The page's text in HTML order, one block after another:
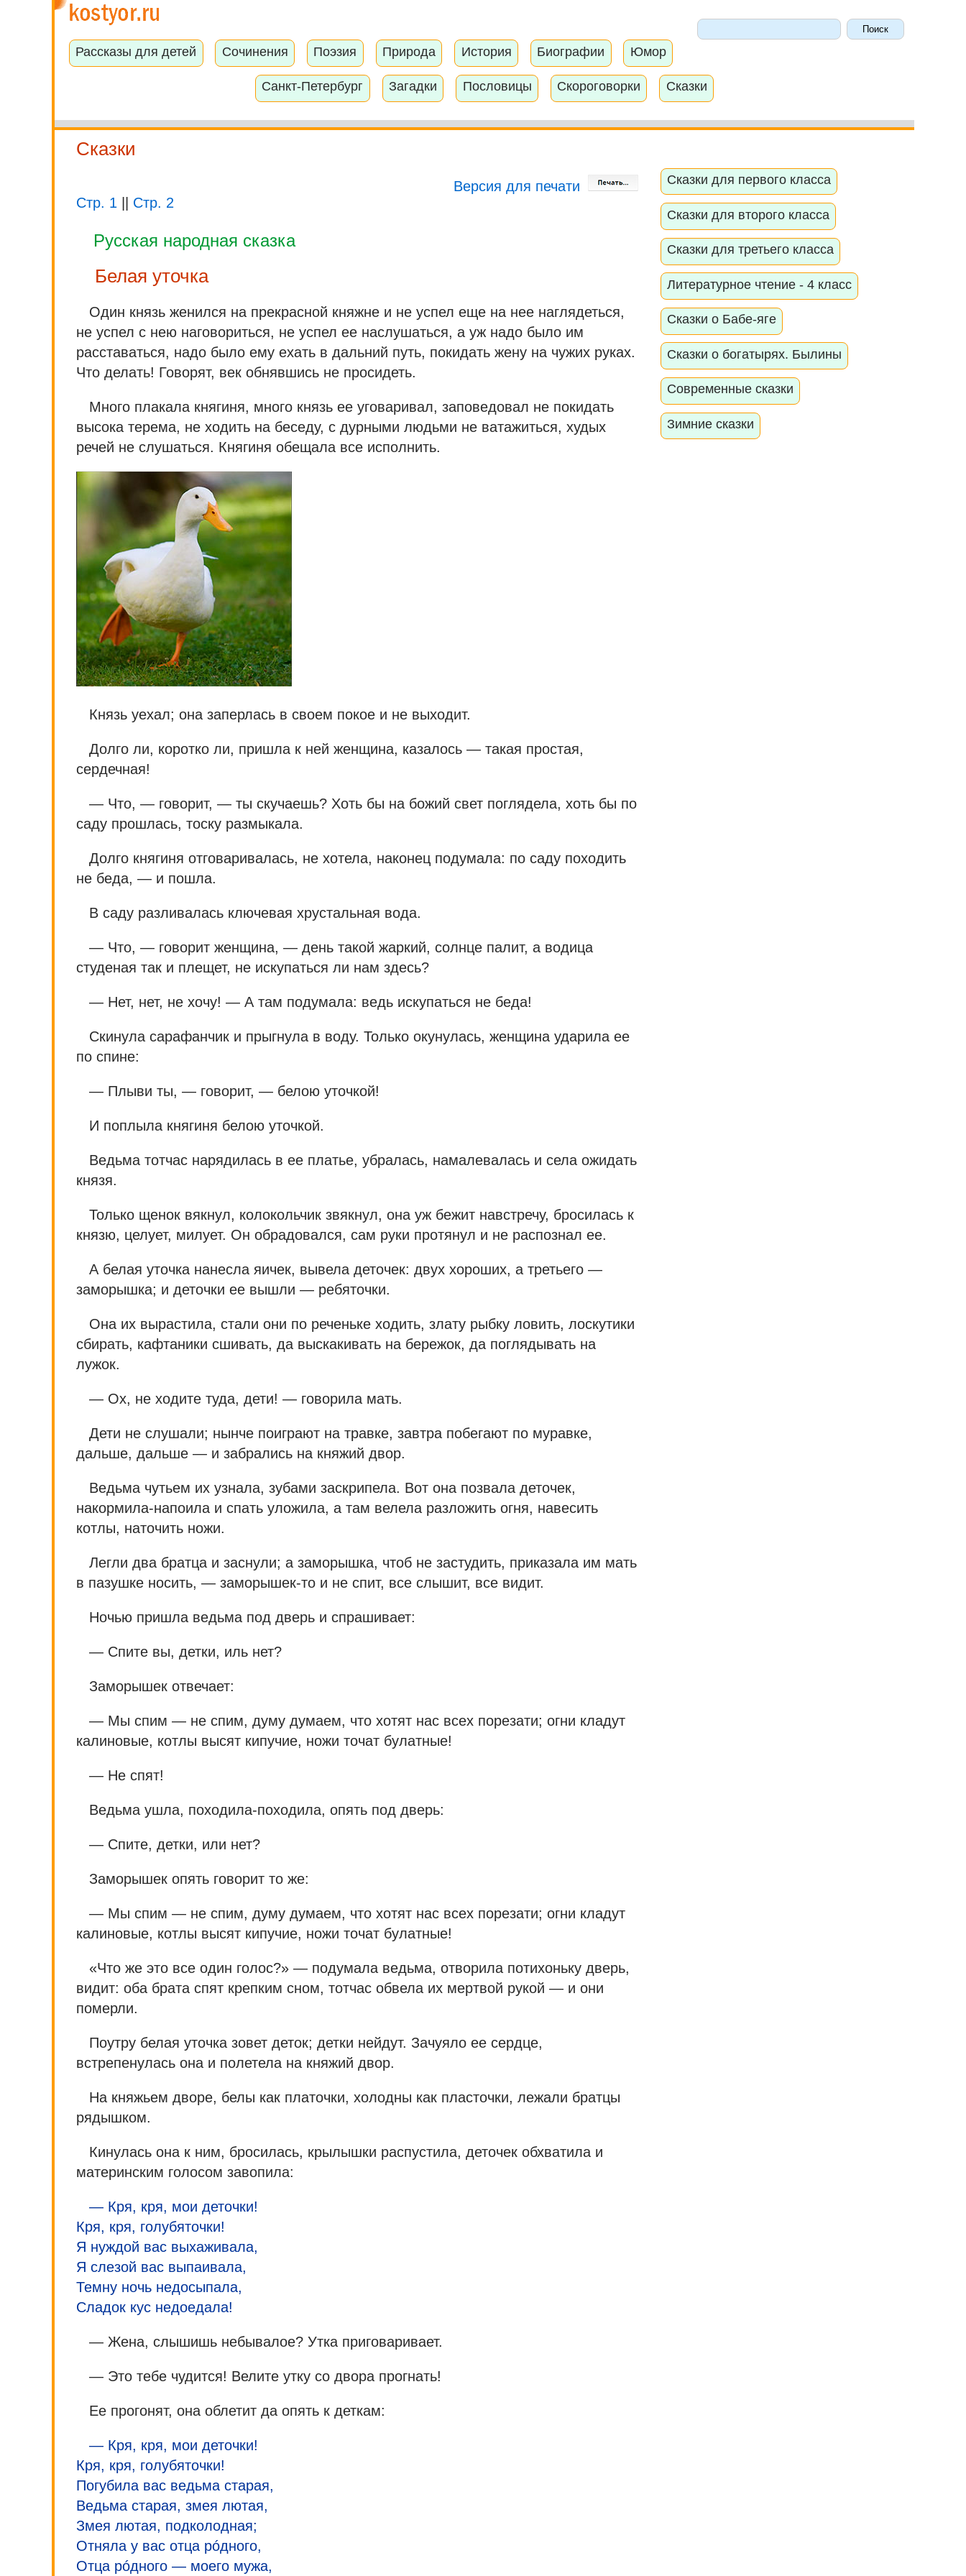
Рассказы для детей Сочинения Поэзия Природа История Биографии Юмор
Санкт-Петербург Загадки Пословицы Скороговорки Сказки
Сказки
Версия для печати
Стр. 1
Стр. 2
Русская народная сказка
Белая уточка
Один князь женился на прекрасной княжне и не успел еще на нее наглядеться,
не успел с нею наговориться, не успел ее наслушаться, а уж надо было им
расставаться, надо было ему ехать в дальний путь, покидать жену на чужих руках.
Что делать! Говорят, век обнявшись не просидеть.
Много плакала княгиня, много князь ее уговаривал, заповедовал не покидать
высока терема, не ходить на беседу, с дурными людьми не ватажиться, худых
речей не слушаться. Княгиня обещала все исполнить.
Князь уехал; она заперлась в своем покое и не выходит.
Долго ли, коротко ли, пришла к ней женщина, казалось — такая простая,
сердечная!
— Что, — говорит, — ты скучаешь? Хоть бы на божий свет поглядела, хоть бы по
саду прошлась, тоску размыкала.
Долго княгиня отговаривалась, не хотела, наконец подумала: по саду походить
не беда, — и пошла.
В саду разливалась ключевая хрустальная вода.
— Что, — говорит женщина, — день такой жаркий, солнце палит, а водица
студеная так и плещет, не искупаться ли нам здесь?
— Нет, нет, не хочу! — А там подумала: ведь искупаться не беда!
Скинула сарафанчик и прыгнула в воду. Только окунулась, женщина ударила ее
по спине:
— Плыви ты, — говорит, — белою уточкой!
И поплыла княгиня белою уточкой.
Ведьма тотчас нарядилась в ее платье, убралась, намалевалась и села ожидать
князя.
Только щенок вякнул, колокольчик звякнул, она уж бежит навстречу, бросилась к
князю, целует, милует. Он обрадовался, сам руки протянул и не распознал ее.
А белая уточка нанесла яичек, вывела деточек: двух хороших, а третьего —
заморышка; и деточки ее вышли — ребяточки.
Она их вырастила, стали они по реченьке ходить, злату рыбку ловить, лоскутики
сбирать, кафтаники сшивать, да выскакивать на бережок, да поглядывать на
лужок.
— Ох, не ходите туда, дети! — говорила мать.
Дети не слушали; нынче поиграют на травке, завтра побегают по муравке,
дальше, дальше — и забрались на княжий двор.
Ведьма чутьем их узнала, зубами заскрипела. Вот она позвала деточек,
накормила-напоила и спать уложила, а там велела разложить огня, навесить
котлы, наточить ножи.
Легли два братца и заснули; а заморышка, чтоб не застудить, приказала им мать
в пазушке носить, — заморышек-то и не спит, все слышит, все видит.
Ночью пришла ведьма под дверь и спрашивает:
— Спите вы, детки, иль нет?
Заморышек отвечает:
— Мы спим — не спим, думу думаем, что хотят нас всех порезати; огни кладут
калиновые, котлы высят кипучие, ножи точат булатные!
— Не спят!
Ведьма ушла, походила-походила, опять под дверь:
— Спите, детки, или нет?
Заморышек опять говорит то же:
— Мы спим — не спим, думу думаем, что хотят нас всех порезати; огни кладут
калиновые, котлы высят кипучие, ножи точат булатные!
«Что же это все один голос?» — подумала ведьма, отворила потихоньку дверь,
видит: оба брата спят крепким сном, тотчас обвела их мертвой рукой — и они
померли.
Поутру белая уточка зовет деток; детки нейдут. Зачуяло ее сердце,
встрепенулась она и полетела на княжий двор.
На княжьем дворе, белы как платочки, холодны как пласточки, лежали братцы
рядышком.
Кинулась она к ним, бросилась, крылышки распустила, деточек обхватила и
материнским голосом завопила:
— Кря, кря, мои деточки!
Кря, кря, голубяточки!
Я нуждой вас выхаживала,
Я слезой вас выпаивала,
Темну ночь недосыпала,
Сладок кус недоедала!
— Жена, слышишь небывалое? Утка приговаривает.
— Это тебе чудится! Велите утку со двора прогнать!
Ее прогонят, она облетит да опять к деткам:
— Кря, кря, мои деточки!
Кря, кря, голубяточки!
Погубила вас ведьма старая,
Ведьма старая, змея лютая,
Змея лютая, подколодная;
Отняла у вас отца рóдного,
Отца рóдного — моего мужа,
Сказки для первого класса
Сказки для второго класса
Сказки для третьего класса
Литературное чтение - 4 класс
Сказки о Бабе-яге
Сказки о богатырях. Былины
Современные сказки
Зимние сказки